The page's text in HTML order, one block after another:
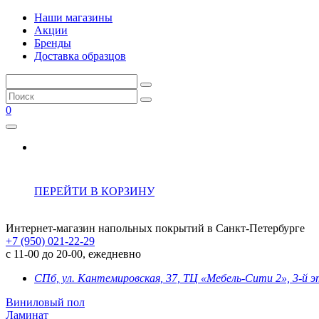
Наши магазины
Акции
Бренды
Доставка образцов
0
ПЕРЕЙТИ В КОРЗИНУ
Интернет-магазин напольных покрытий в Санкт-Петербурге
+7 (950) 021-22-29
с 11-00 до 20-00, ежедневно
СПб, ул. Кантемировская, 37, ТЦ «Мебель-Сити 2», 3-й
Виниловый пол
Ламинат